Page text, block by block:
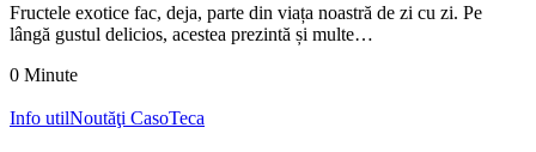
Fructele exotice fac, deja, parte din viața noastră de zi cu zi. Pe
lângă gustul delicios, acestea prezintă și multe…
0 Minute
Info utilNoutăţi CasoTeca